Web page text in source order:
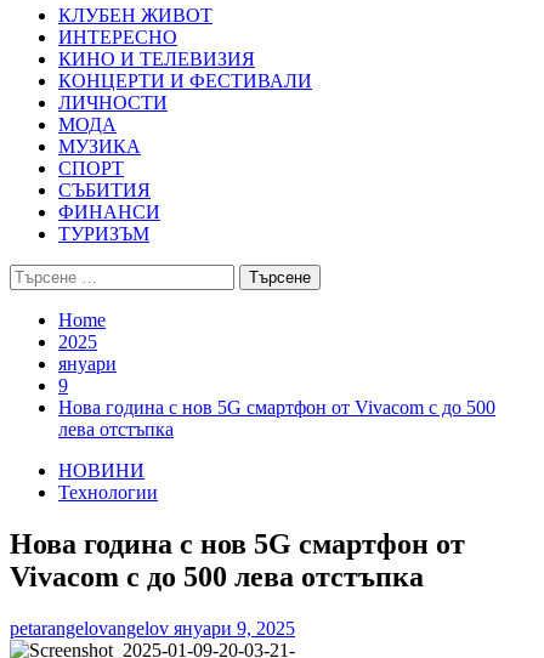
КЛУБЕН ЖИВОТ
ИНТЕРЕСНО
КИНО И ТЕЛЕВИЗИЯ
КОНЦЕРТИ И ФЕСТИВАЛИ
ЛИЧНОСТИ
МОДА
МУЗИКА
СПОРТ
СЪБИТИЯ
ФИНАНСИ
ТУРИЗЪМ
Търсене
за:
Home
2025
януари
9
Нова година с нов 5G смартфон от Vivacom с до 500
лева отстъпка
НОВИНИ
Технологии
Нова година с нов 5G смартфон от
Vivacom с до 500 лева отстъпка
petarangelovangelov януари 9, 2025